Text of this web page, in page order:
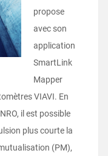
propose
avec son
application
SmartLink
Mapper
VIAVI. En
il est possible
plus courte la
(PM),